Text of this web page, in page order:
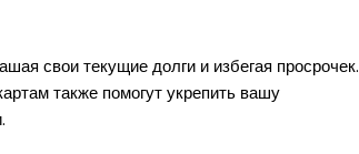
свои текущие долги и избегая просрочек.
также помогут укрепить вашу